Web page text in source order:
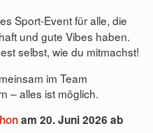
Sport‑Event für alle, die
und gute Vibes haben.
selbst, wie du mitmachst!
im Team
– alles ist möglich.
am 20. Juni2026 ab